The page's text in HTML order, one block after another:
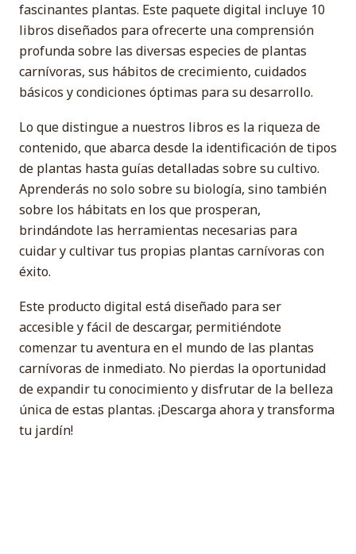
fascinantes plantas. Este paquete digital incluye 10
libros diseñados para ofrecerte una comprensión
profunda sobre las diversas especies de plantas
carnívoras, sus hábitos de crecimiento, cuidados
básicos y condiciones óptimas para su desarrollo.
Lo que distingue a nuestros libros es la riqueza de
contenido, que abarca desde la identificación de tipos
de plantas hasta guías detalladas sobre su cultivo.
Aprenderás no solo sobre su biología, sino también
sobre los hábitats en los que prosperan,
brindándote las herramientas necesarias para
cuidar y cultivar tus propias plantas carnívoras con
éxito.
Este producto digital está diseñado para ser
accesible y fácil de descargar, permitiéndote
comenzar tu aventura en el mundo de las plantas
carnívoras de inmediato. No pierdas la oportunidad
de expandir tu conocimiento y disfrutar de la belleza
única de estas plantas. ¡Descarga ahora y transforma
tu jardín!